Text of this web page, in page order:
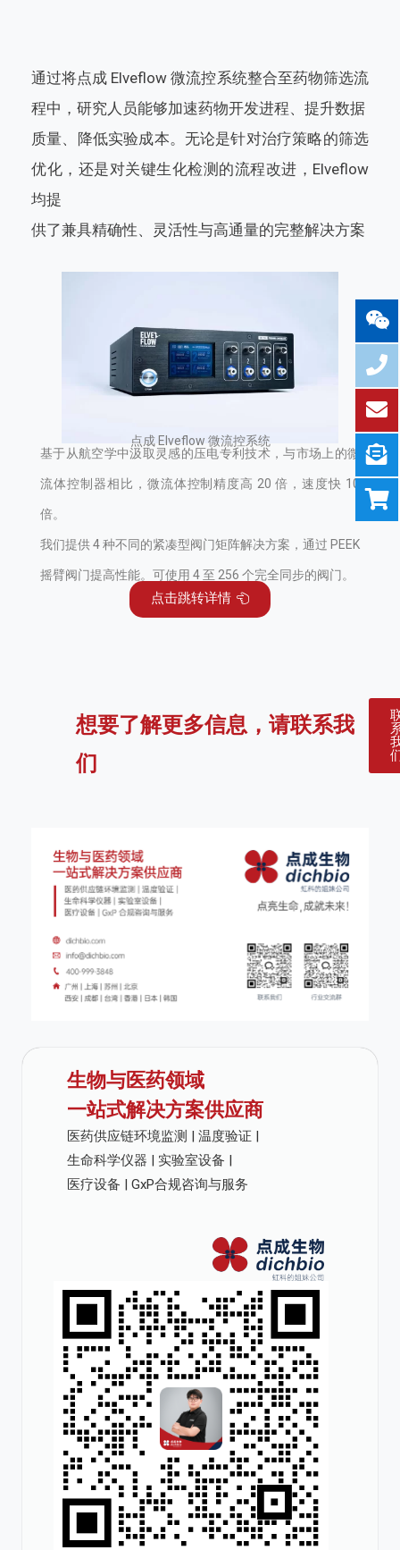
通过将点成 Elveflow 微流控系统整合至药物筛选流
程中，研究人员能够加速药物开发进程、提升数据
质量、降低实验成本。无论是针对治疗策略的筛选
优化，还是对关键生化检测的流程改进，Elveflow
均提
供了兼具精确性、灵活性与高通量的完整解决方案
点成 Elveflow 微流控系统
基于从航空学中汲取灵感的压电专利技术，与市场上的微
流体控制器相比，微流体控制精度高 20 倍，速度快 10
倍。
我们提供 4 种不同的紧凑型阀门矩阵解决方案，通过 PEEK
摇臂阀门提高性能。可使用 4 至 256 个完全同步的阀门。
点击跳转详情
想要了解更多信息，请联系我
们
生物与医药领域
一站式解决方案供应商
医药供应链环境监测 | 温度验证 |
生命科学仪器 | 实验室设备 |
医疗设备 | GxP合规咨询与服务